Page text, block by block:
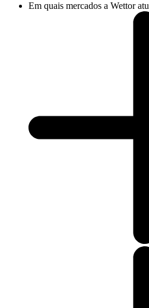
Em quais mercados a Wettor